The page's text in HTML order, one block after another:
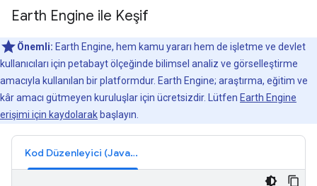
Earth Engine ile Keşif
Önemli: Earth Engine, hem kamu yararı hem de işletme ve devlet
kullanıcıları için petabayt ölçeğinde bilimsel analiz ve görselleştirme
amacıyla kullanılan bir platformdur. Earth Engine; araştırma, eğitim ve
kâr amacı gütmeyen kuruluşlar için ücretsizdir. Lütfen Earth Engine
erişimi için kaydolarak başlayın.
Kod Düzenleyici (JavaScript)